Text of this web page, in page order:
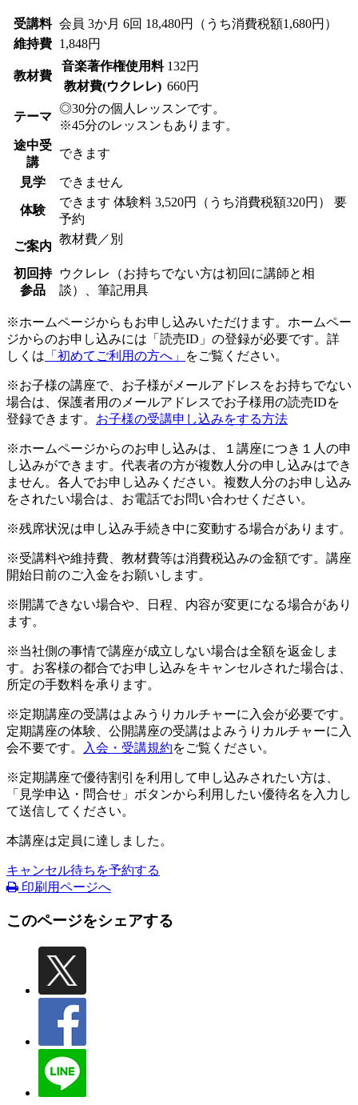
受講料 会員 3か月 6回 18,480円（うち消費税額1,680円）
維持費
1,848円
教材費
音楽著作権使用料 132円
教材費(ウクレレ) 660円
テーマ
◎30分の個人レッスンです。
※45分のレッスンもあります。
途中受
講
できます
見学 できません
体験
できます 体験料 3,520円（うち消費税額320円） 要
予約
ご案内
教材費／別
初回持
参品
ウクレレ（お持ちでない方は初回に講師と相
談）、筆記用具
※ホームページからもお申し込みいただけます。ホームペー
ジからのお申し込みには「読売ID」の登録が必要です。詳
しくは 「初めてご利用の方へ」 をご覧ください。
※お子様の講座で、お子様がメールアドレスをお持ちでない
場合は、保護者用のメールアドレスでお子様用の読売IDを
登録できます。 お子様の受講申し込みをする方法
※ホームページからのお申し込みは、１講座につき１人の申
し込みができます。代表者の方が複数人分の申し込みはでき
ません。各人でお申し込みください。複数人分のお申し込み
をされたい場合は、お電話でお問い合わせください。
※残席状況は申し込み手続き中に変動する場合があります。
※受講料や維持費、教材費等は消費税込みの金額です。講座
開始日前のご入金をお願いします。
※開講できない場合や、日程、内容が変更になる場合があり
ます。
※当社側の事情で講座が成立しない場合は全額を返金しま
す。お客様の都合でお申し込みをキャンセルされた場合は、
所定の手数料を承ります。
※定期講座の受講はよみうりカルチャーに入会が必要です。
定期講座の体験、公開講座の受講はよみうりカルチャーに入
会不要です。
入会・受講規約をご覧ください。
※定期講座で優待割引を利用して申し込みされたい方は、
「見学申込・問合せ」ボタンから利用したい優待名を入力し
て送信してください。
本講座は定員に達しました。
キャンセル待ちを予約する
印刷用ページへ
このページをシェアする